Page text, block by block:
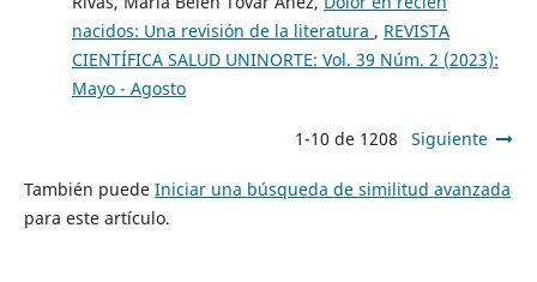
nacidos: Una revisión de la literatura , REVISTA
CIENTÍFICA SALUD UNINORTE: Vol. 39 Núm. 2 (2023):
Mayo - Agosto
1-10 de 1208 Siguiente
También puede Iniciar una búsqueda de similitud avanzada
para este artículo.